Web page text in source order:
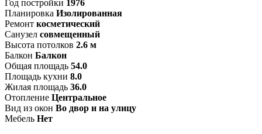
Год постройки 1976
Планировка Изолированная
Ремонт косметический
Санузел совмещенный
Высота потолков 2.6 м
Балкон Балкон
Общая площадь 54.0
Площадь кухни 8.0
Жилая площадь 36.0
Отопление Центральное
Вид из окон Во двор и на улицу
Мебель Нет